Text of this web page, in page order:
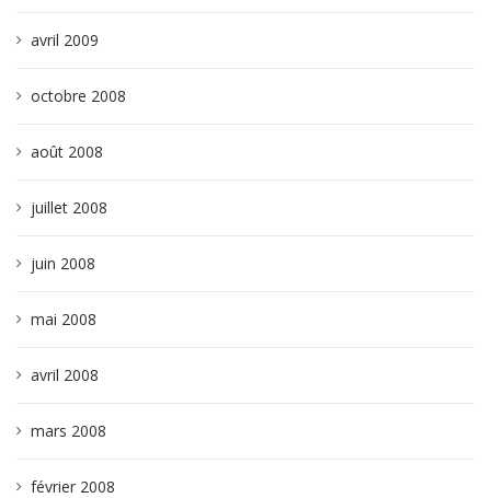
avril 2009
octobre 2008
août 2008
juillet 2008
juin 2008
mai 2008
avril 2008
mars 2008
février 2008